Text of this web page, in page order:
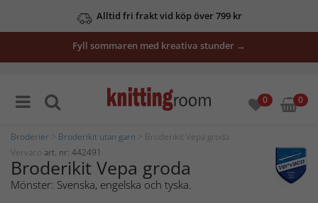
Alltid fri frakt vid köp över 799 kr
Fyll sommaren med kreativa stunder →
0 0
Broderier Broderikit utan garn > Broderikit Vepa groda
Vervaco art. nr: 442491
Broderikit Vepa groda
Mönster: Svenska, engelska och tyska.